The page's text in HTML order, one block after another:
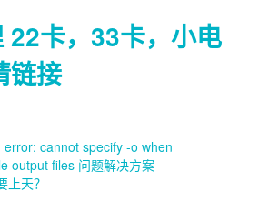
22卡，33卡，小电
链接
error: cannot specify -o when
output files 问题解决方案
上天？